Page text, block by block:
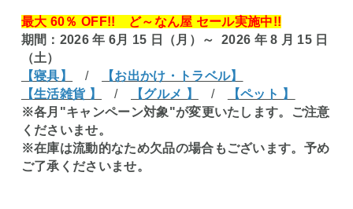
最大 60％ OFF!! ど～なん屋 セール実施中!!
期間：2026 年 6月 15 日（月）～ 2026 年 8 月 15 日
（土）
【寝具】
/
【お出かけ・トラベル】
【生活雑貨 】
/ 【グルメ 】 /
【ペット 】
※各月"キャンペーン対象"が変更いたします。ご注意
くださいませ。
※在庫は流動的なため欠品の場合もございます。予め
ご了承くださいませ。